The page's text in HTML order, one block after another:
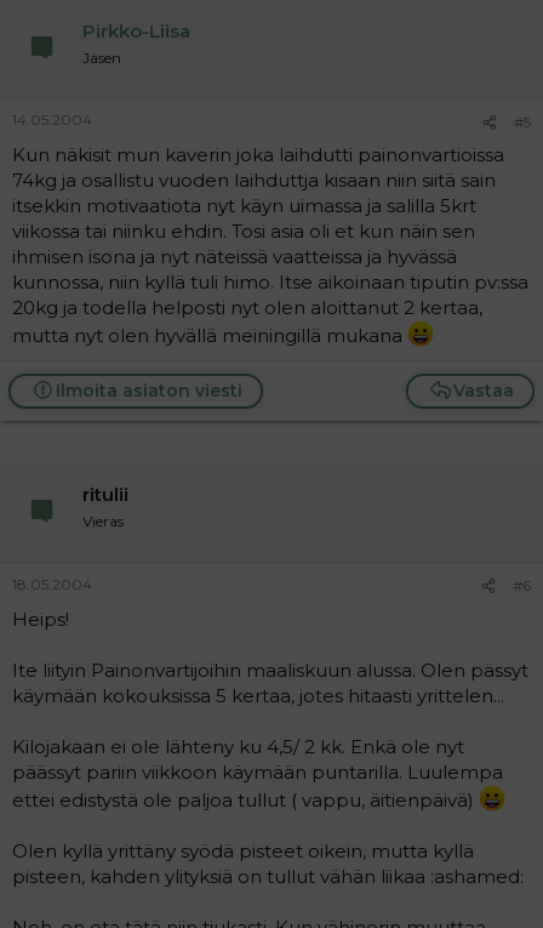
Pirkko-Liisa
Jäsen
14.05.2004 #5
Kun näkisit mun kaverin joka laihdutti painonvartioissa
74kg ja osallistu vuoden laihduttja kisaan niin siitä sain
itsekkin motivaatiota nyt käyn uimassa ja salilla 5krt
viikossa tai niinku ehdin. Tosi asia oli et kun näin sen
ihmisen isona ja nyt näteissä vaatteissa ja hyvässä
kunnossa, niin kyllä tuli himo. Itse aikoinaan tiputin pv:ssa
20kg ja todella helposti nyt olen aloittanut 2 kertaa,
mutta nyt olen hyvällä meiningillä mukana
Vastaa
Ilmoita asiaton viesti
ritulii
Vieras
18.05.2004 #6
Heips!
Ite liityin Painonvartijoihin maaliskuun alussa. Olen pässyt
käymään kokouksissa 5 kertaa, jotes hitaasti yrittelen...
Kilojakaan ei ole lähteny ku 4,5/ 2 kk. Enkä ole nyt
päässyt pariin viikkoon käymään puntarilla. Luulempa
ettei edistystä ole paljoa tullut ( vappu, äitienpäivä)
Olen kyllä yrittäny syödä pisteet oikein, mutta kyllä
pisteen, kahden ylityksiä on tullut vähän liikaa :ashamed: